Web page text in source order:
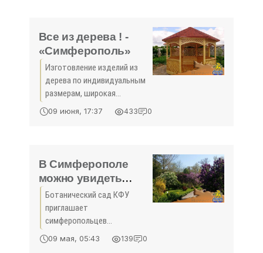
Все из дерева ! -
«Симферополь»
Изготовление изделий из
дерева по индивидуальным
размерам, широкая
цветовая палитра по
Вашему желанию и выбору,
выезду на объект . Расчёты
по итогам замера,
09 июня, 17:37 433 0
В Симферополе
можно увидеть
цветущую сирень
более 80 сортов и
видов (ФОТО) -
«Симферополь»
Ботанический сад КФУ
приглашает
симферопольцев
полюбоваться сиренью в
цвету. Здесь представлено
09 мая, 05:43 139 0